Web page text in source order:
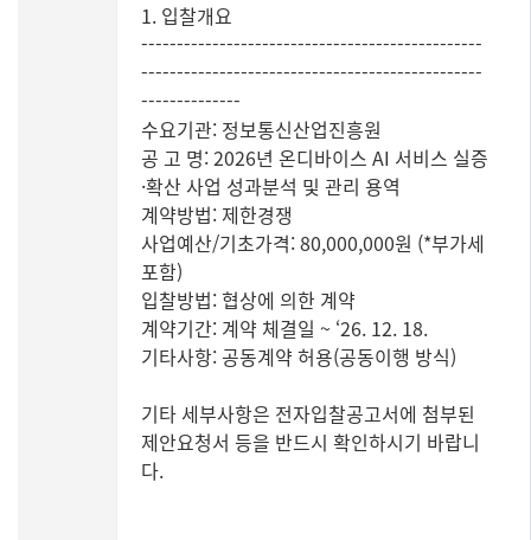
1. 입찰개요
------------------------------------------------
------------------------------------------------
--------------
수요기관: 정보통신산업진흥원
공 고 명: 2026년 온디바이스 AI 서비스 실증
·확산 사업 성과분석 및 관리 용역
계약방법: 제한경쟁
사업예산/기초가격: 80,000,000원 (*부가세
포함)
입찰방법: 협상에 의한 계약
계약기간: 계약 체결일 ~ ‘26. 12. 18.
기타사항: 공동계약 허용(공동이행 방식)
기타 세부사항은 전자입찰공고서에 첨부된
제안요청서 등을 반드시 확인하시기 바랍니
다.